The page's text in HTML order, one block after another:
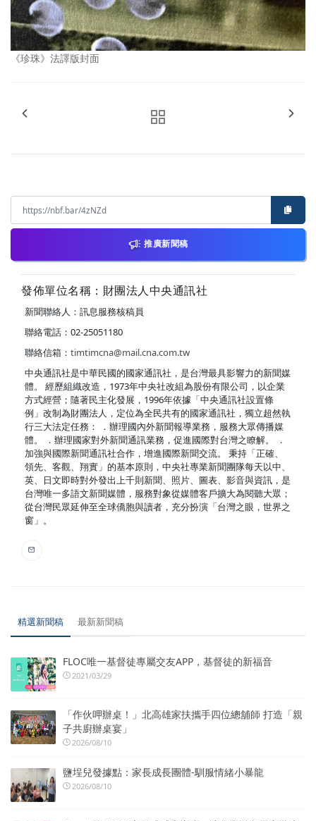
《珍珠》法譯版封面
推廣新聞稿
發佈單位名稱：財團法人中央通訊社
新聞聯絡人：訊息服務核稿員
聯絡電話：02-25051180
聯絡信箱： timtimcna@mail.cna.com.tw
中央通訊社是中華民國的國家通訊社，是台灣最具影響力的新聞媒
體。 經歷組織改造，1973年中央社改組為股份有限公司，以企業
方式經營；隨著民主化發展，1996年依據「中央通訊社設置條
例」改制為財團法人，定位為全民共有的國家通訊社，獨立超然執
行三大法定任務： ．辦理國內外新聞報導業務，服務大眾傳播媒
體。 ．辦理國家對外新聞通訊業務，促進國際對台灣之瞭解。 ．
加強與國際新聞通訊社合作，增進國際新聞交流。 秉持「正確、
領先、客觀、翔實」的基本原則，中央社專業新聞團隊每天以中、
英、日文即時對外發出上千則新聞、照片、圖表、影音與資訊，是
台灣唯一多語文新聞媒體，服務對象從媒體客戶擴大為閱聽大眾；
從台灣民眾延伸至全球僑胞與讀者，充分扮演「台灣之眼，世界之
窗」。
精選新聞稿 最新新聞稿
FLOC唯一基督徒專屬交友APP，基督徒的新福音
2021/03/29
「作伙呷辦桌！」北高雄家扶攜手四位總舖師 打造「親
子共廚辦桌宴」
2026/08/10
鹽埕兒發據點：家長成長團體-馴服情緒小暴龍
2026/08/10